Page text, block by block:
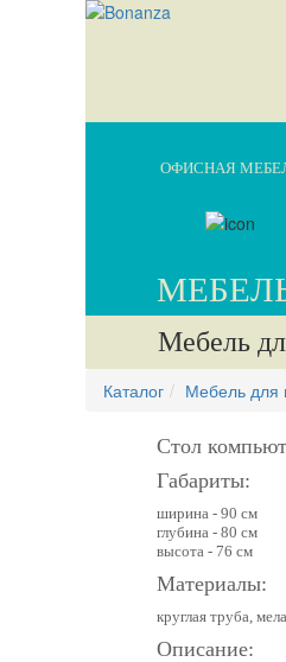
ОФИСНАЯ
Мебель
Каталог Мебель для
Стол
Габариты:
ширина - 90 см
глубина - 80 см
высота - 76 см
Материалы:
круглая труба,
Описание: